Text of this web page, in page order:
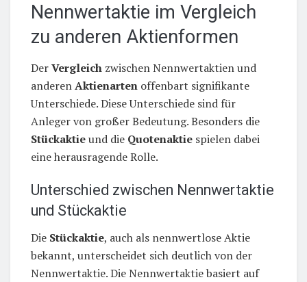
Nennwertaktie im Vergleich
zu anderen Aktienformen
DerVergleich zwischen Nennwertaktien und
anderenAktienarten offenbart signifikante
Unterschiede. Diese Unterschiede sind für
Anleger von großer Bedeutung. Besonders die
Stückaktieund die Quotenaktie spielen dabei
eine herausragende Rolle.
Unterschied zwischen Nennwertaktie
und Stückaktie
Die Stückaktie, auch als nennwertlose Aktie
bekannt, unterscheidet sich deutlich von der
Nennwertaktie. Die Nennwertaktie basiert auf